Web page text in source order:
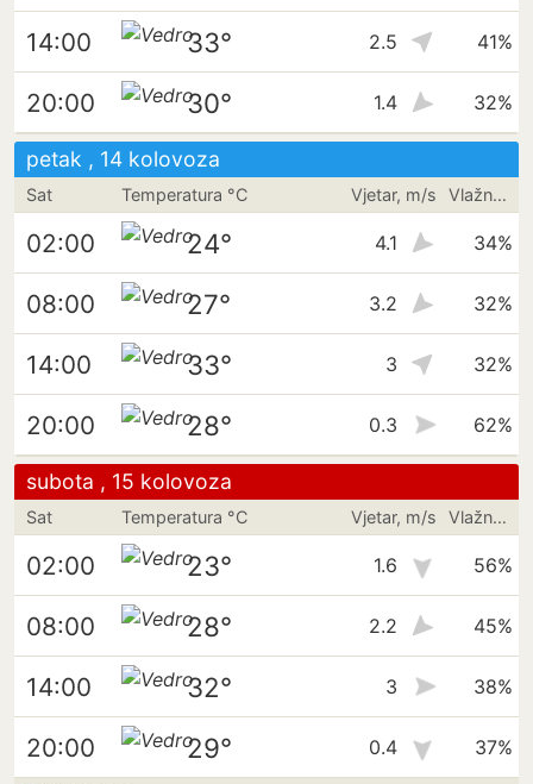
14:00 33° 2.5 41%
20:00 30° 1.4 32%
petak , 14 kolovoza
Sat Temperatura °C Vjetar, m/s Vlažnost
02:00 24° 4.1 34%
08:00 27° 3.2 32%
14:00 33° 3 32%
20:00 28° 0.3 62%
subota , 15 kolovoza
Sat Temperatura °C Vjetar, m/s Vlažnost
02:00 23° 1.6 56%
08:00 28° 2.2 45%
14:00 32° 3 38%
20:00 29° 0.4 37%